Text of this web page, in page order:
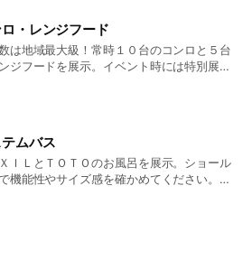
バイザーがお客様のご要望に合うキッチン
内します。
・レンジフード
は地域最大級！常時１０台のコンロと５台
ジフードを展示。イベント時には特別展示
ムバス
ＩＬとＴＯＴＯのお風呂を展示。ショール
機能性やサイズ感を確かめてください。サ